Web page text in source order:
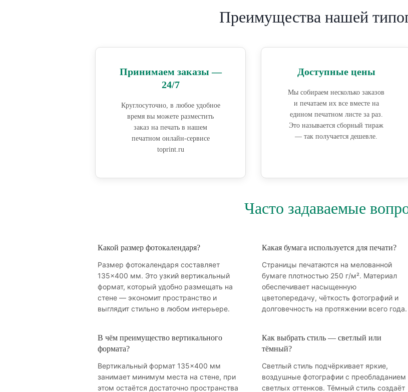
Преимущества нашей
Принимаем заказы —
24/7
Круглосуточно, в любое удобное
время вы можете разместить
заказ на печать в нашем
печатном онлайн-сервисе
toprint.ru
Доступные цены
Мы собираем несколько заказов
и печатаем их все вместе на
едином печатном листе за раз.
Это называется сборный тираж
— так получается дешевле.
Часто задаваемые
Какой размер фотокалендаря?
Размер фотокалендаря составляет
135×400 мм. Это узкий вертикальный
формат, который удобно размещать на
стене — экономит пространство и
выглядит стильно в любом интерьере.
Какая бумага используется для печати?
Страницы печатаются на мелованной
бумаге плотностью 250 г/м². Материал
обеспечивает насыщенную
цветопередачу, чёткость фотографий и
долговечность на протяжении всего года.
В чём преимущество вертикального
формата?
Вертикальный формат 135×400 мм
занимает минимум места на стене, при
этом остаётся достаточно пространства
Как выбрать стиль — светлый или
тёмный?
Светлый стиль подчёркивает яркие,
воздушные фотографии с преобладанием
светлых оттенков. Тёмный стиль создаёт